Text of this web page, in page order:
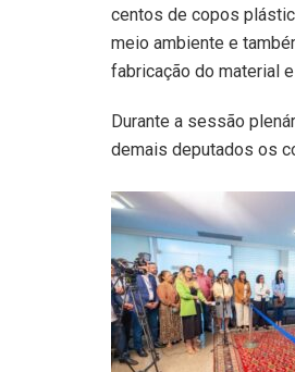
centos de copos
meio ambiente e
fabricação do material
Durante a sessão
demais deputados os